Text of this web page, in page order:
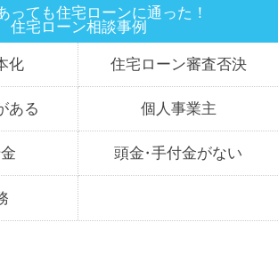
っても住宅ローンに通った！
住宅ローン相談事例
化 住宅ローン審査否決
ある 個人事業主
頭金・ 手付金がない